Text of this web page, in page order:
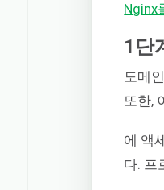
Nginx
1단
도메
또한,
에 액
다. 프